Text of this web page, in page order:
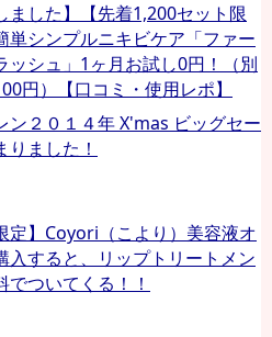
ました】【先着1,200セット限
単シンプルニキビケア「ファー
ッシュ」1ヶ月お試し0円！（別
円）【口コミ・使用レポ】
ン２０１４年 X'mas ビッグセー
りました！
定】Coyori（こより）美容液オ
入すると、リップトリートメン
でついてくる！！